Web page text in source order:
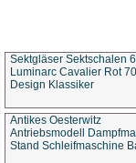
Sektgläser Sektschalen
Luminarc Cavalier Rot
Design Klassiker
Antikes Oesterwitz
Antriebsmodell
Stand Schleifmaschine